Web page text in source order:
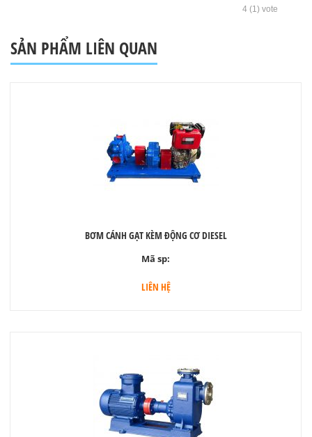
4(1) vote
SẢN PHẨM LIÊN QUAN
BƠM CÁNH GẠT KÈM ĐỘNG CƠ DIESEL
Mã sp:
LIÊN HỆ